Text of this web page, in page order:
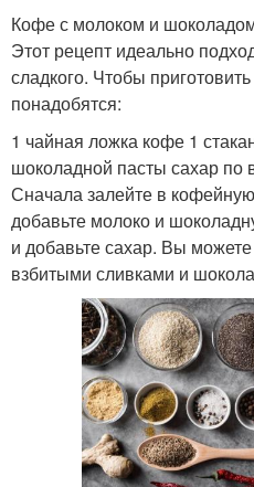
Кофе с молоком и
Этот рецепт идеально
сладкого. Чтобы
понадобятся:
1 чайная ложка кофе 1
шоколадной пасты сахар по
Сначала залейте в
добавьте молоко и
и добавьте сахар. Вы
взбитыми сливками и